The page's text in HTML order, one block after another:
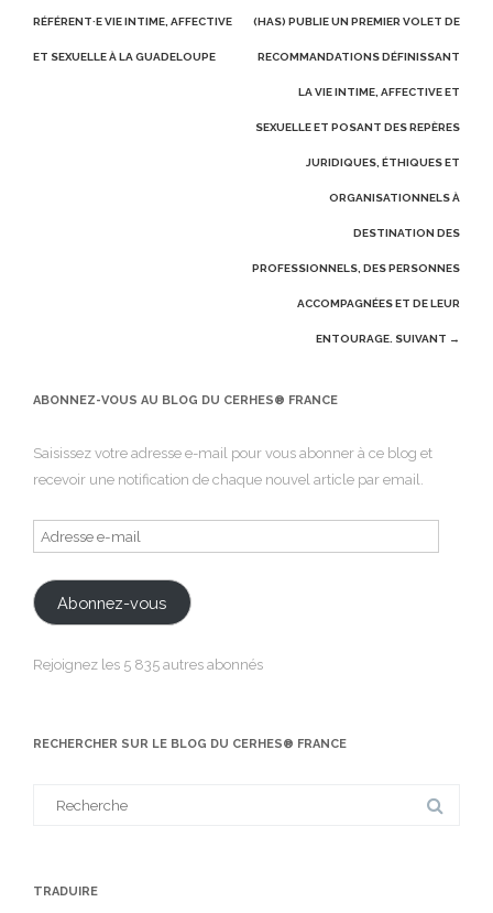
navigation
RÉFÉRENT·E VIE INTIME, AFFECTIVE
ET SEXUELLE À LA GUADELOUPE
(HAS) PUBLIE UN PREMIER VOLET DE
RECOMMANDATIONS DÉFINISSANT
LA VIE INTIME, AFFECTIVE ET
SEXUELLE ET POSANT DES REPÈRES
JURIDIQUES, ÉTHIQUES ET
ORGANISATIONNELS À
DESTINATION DES
PROFESSIONNELS, DES PERSONNES
ACCOMPAGNÉES ET DE LEUR
ENTOURAGE. SUIVANT →
ABONNEZ-VOUS AU BLOG DU CERHES® FRANCE
Saisissez votre adresse e-mail pour vous abonner à ce blog et
recevoir une notification de chaque nouvel article par email.
Adresse
e-
mail
Abonnez-vous
Rejoignez les 5 835 autres abonnés
RECHERCHER SUR LE BLOG DU CERHES® FRANCE
TRADUIRE